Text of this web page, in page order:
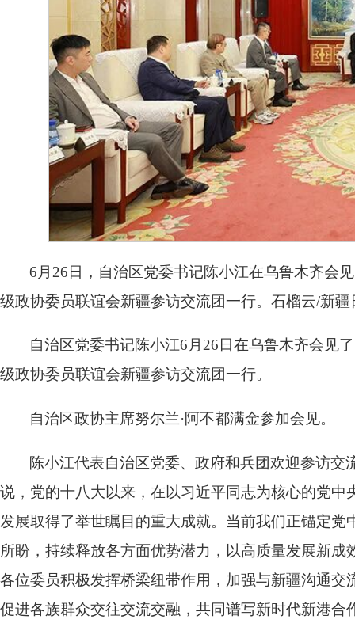
6月26日，自治区党委书记陈小江在乌鲁木齐会
级政协委员联谊会新疆参访交流团一行。石榴云/新
自治区党委书记陈小江6月26日在乌鲁木齐会见
级政协委员联谊会新疆参访交流团一行。
自治区政协主席努尔兰·阿不都满金参加会见。
陈小江代表自治区党委、政府和兵团欢迎参访
说，党的十八大以来，在以习近平同志为核心的党
发展取得了举世瞩目的重大成就。当前我们正锚定
所盼，持续释放各方面优势潜力，以高质量发展新
各位委员积极发挥桥梁纽带作用，加强与新疆沟通
促进各族群众交往交流交融，共同谱写新时代新港合